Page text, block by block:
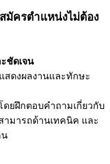
มัครตำแหน่งไม่ต้อง
ชัดเจน
สดงผลงานและทักษะ
ดยฝึกตอบคำถามเกี่ยวกับ
มารถด้านเทคนิค และ
น